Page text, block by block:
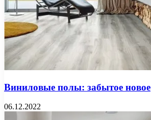
Виниловые полы: забытое новое
06.12.2022